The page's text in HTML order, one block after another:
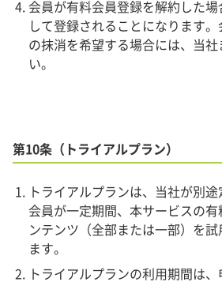
会員が有料会員登録を解約した場
して登録されることになります
の抹消を希望する場合には、当社
い。
第10条（トライアルプラン）
トライアルプランは、当社が別途
会員が一定期間、本サービスの有
ンテンツ（全部または一部）を
ます。
トライアルプランの利用期間は